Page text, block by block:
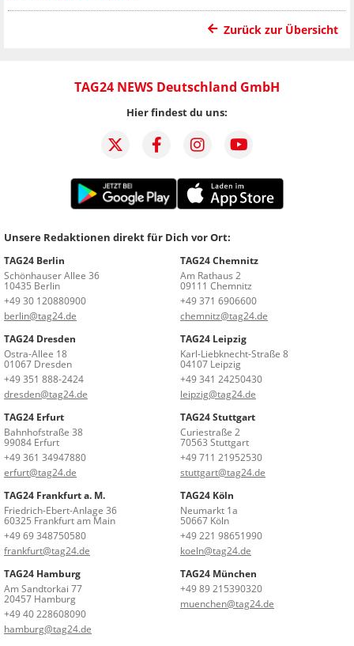
Zurück zur Übersicht
TAG24 NEWS Deutschland GmbH
Hier findest du uns:
Unsere Redaktionen direkt für Dich vor Ort:
TAG24 Berlin
Schönhauser Allee 36
10435 Berlin
+49 30 120880900
berlin@tag24.de
TAG24 Chemnitz
Am Rathaus 2
09111 Chemnitz
+49 371 6906600
chemnitz@tag24.de
TAG24 Dresden
Ostra-Allee 18
01067 Dresden
+49 351 888-2424
dresden@tag24.de
TAG24 Leipzig
Karl-Liebknecht-Straße 8
04107 Leipzig
+49 341 24250430
leipzig@tag24.de
TAG24 Erfurt
Bahnhofstraße 38
99084 Erfurt
+49 361 34947880
erfurt@tag24.de
TAG24 Stuttgart
Curiestraße 2
70563 Stuttgart
+49 711 21952530
stuttgart@tag24.de
TAG24 Frankfurt a. M.
Friedrich-Ebert-Anlage 36
60325 Frankfurt am Main
+49 69 348750580
frankfurt@tag24.de
TAG24 Köln
Neumarkt 1a
50667 Köln
+49 221 98651990
koeln@tag24.de
TAG24 Hamburg
Am Sandtorkai 77
20457 Hamburg
+49 40 228608090
hamburg@tag24.de
TAG24 München
+49 89 215390320
muenchen@tag24.de